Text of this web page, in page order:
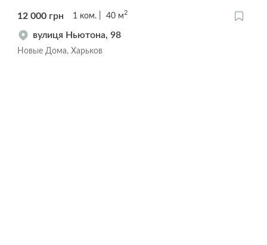
12 000 грн 1 ком. 40 м2
вулиця Ньютона, 98
Новые Дома, Харьков